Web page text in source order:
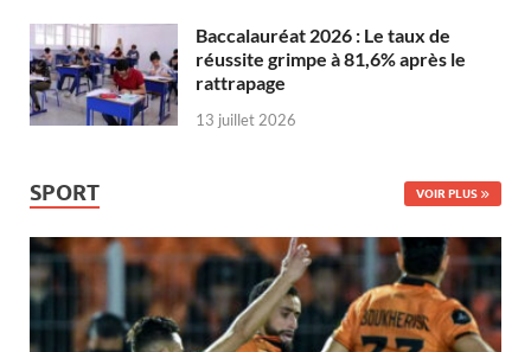
Baccalauréat 2026 : Le taux de
réussite grimpe à 81,6% après le
rattrapage
13 juillet 2026
SPORT VOIR PLUS